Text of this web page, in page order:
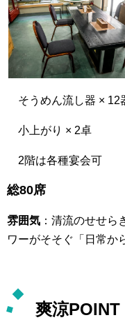
そうめん流し器 × 12
小上がり × 2卓
2階は各種宴会可
総80席
雰囲気 ：清流のせせら
ワーがそそぐ「日常か
爽涼POINT